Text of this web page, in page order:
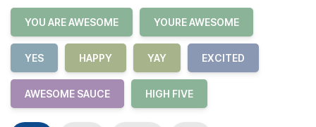
YOU ARE AWESOME YOURE AWESOME
YES HAPPY YAY EXCITED
AWESOME SAUCE HIGH FIVE